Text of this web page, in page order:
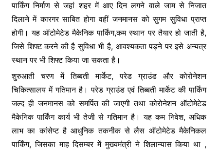
पार्किंग निर्माण से जहां शहर में आए दिन लगने वाले जाम से निजात
दिलाने में कारगर साबित होगा वहीं जनमानस को सुगम सुविधा प्राप्त
होगी। यह ऑटोमेटेड मैकेनिक पार्किंग,कम स्थान पर तैयार हो जाती है,
जिसे शिफ्ट करने की है सुविधा भी है, आवश्यकता पड़ने पर इसे अन्यत्र
स्थान पर भी शिफ्ट किया जा सकता है।
शुरुआती चरण में तिब्बती मार्केट, परेड ग्राउंड और कोरोनेशन
चिकित्सालय में गतिमान है। परेड ग्राउंड एवं तिब्बती मार्केट की पार्किंग
जल्द ही जनमानस को समर्पित की जाएगी तथा कोरोनेशन ऑटोमेटेड
मैकेनिक पार्किंग कार्य भी तेजी से गतिमान है। यह कम निवेश, अधिक
लाभ का कांसेप्ट है आधुनिक तकनीक से लैस ऑटोमेटेड मैकेनिकल
पार्किंग, जिसका माह दिसम्बर में मुख्यमंत्री ने शिलान्यास किया था ,